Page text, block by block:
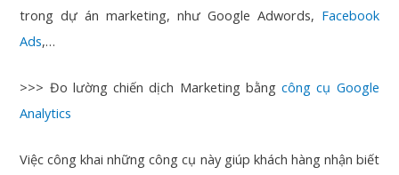
trong dự án marketing, như Google Adwords, Facebook
Ads,…
>>> Đo lường chiến dịch Marketing bằngcông cụ Google
Analytics
Việc công khai những công cụ này giúp khách hàng nhận biết